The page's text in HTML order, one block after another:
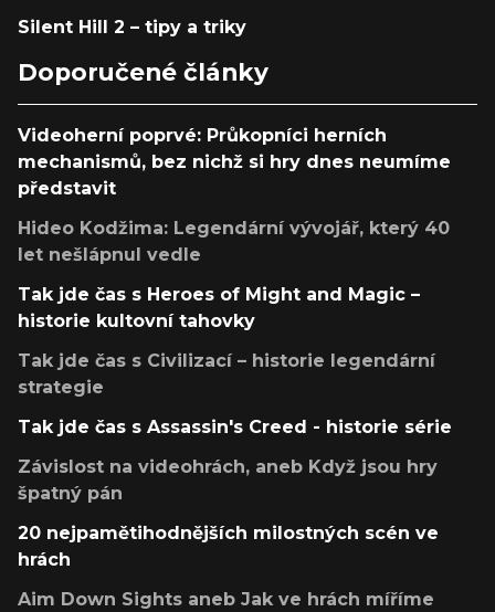
Silent Hill 2 – tipy a triky
Doporučené články
Videoherní poprvé: Průkopníci herních
mechanismů, bez nichž si hry dnes neumíme
představit
Hideo Kodžima: Legendární vývojář, který 40
let nešlápnul vedle
Tak jde čas s Heroes of Might and Magic –
historie kultovní tahovky
Tak jde čas s Civilizací – historie legendární
strategie
Tak jde čas s Assassin's Creed - historie série
Závislost na videohrách, aneb Když jsou hry
špatný pán
20 nejpamětihodnějších milostných scén ve
hrách
Aim Down Sights aneb Jak ve hrách míříme